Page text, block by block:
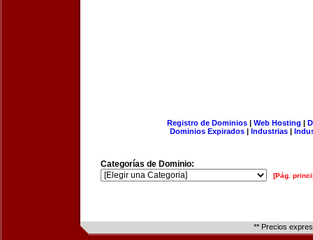
Registro de Dominios| Web Hosting |
Dominios Expirados | Industrias |
Categorías de Dominio:
[Pág.
** Precios